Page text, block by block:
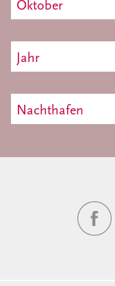
Oktober
Jahr
Nachthafen